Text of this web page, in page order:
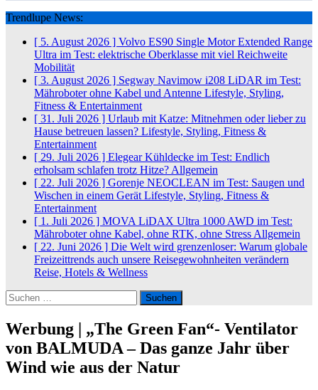
Trendlupe News:
[ 5. August 2026 ] Volvo ES90 Single Motor Extended Range
Ultra im Test: elektrische Oberklasse mit viel Reichweite
Mobilität
[ 3. August 2026 ] Segway Navimow i208 LiDAR im Test:
Mähroboter ohne Kabel und Antenne Lifestyle, Styling,
Fitness & Entertainment
[ 31. Juli 2026 ] Urlaub mit Katze: Mitnehmen oder lieber zu
Hause betreuen lassen? Lifestyle, Styling, Fitness &
Entertainment
[ 29. Juli 2026 ] Elegear Kühldecke im Test: Endlich
erholsam schlafen trotz Hitze? Allgemein
[ 22. Juli 2026 ] Gorenje NEOCLEAN im Test: Saugen und
Wischen in einem Gerät Lifestyle, Styling, Fitness &
Entertainment
[ 1. Juli 2026 ] MOVA LiDAX Ultra 1000 AWD im Test:
Mähroboter ohne Kabel, ohne RTK, ohne Stress Allgemein
[ 22. Juni 2026 ] Die Welt wird grenzenloser: Warum globale
Freizeittrends auch unsere Reisegewohnheiten verändern
Reise, Hotels & Wellness
Suchen
nach:
Werbung | „The Green Fan“- Ventilator
von BALMUDA – Das ganze Jahr über
Wind wie aus der Natur